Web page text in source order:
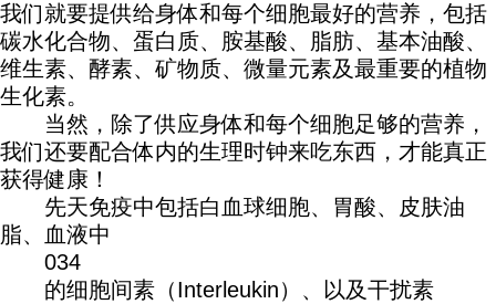
我们就要提供给身体和每个细胞最好的营养，包括
碳水化合物、蛋白质、胺基酸、脂肪、基本油酸、
维生素、酵素、矿物质、微量元素及最重要的植物
生化素。
当然，除了供应身体和每个细胞足够的营养，
我们还要配合体内的生理时钟来吃东西，才能真正
获得健康！
先天免疫中包括白血球细胞、胃酸、皮肤油
脂、血液中
034
的细胞间素（Interleukin）、以及干扰素